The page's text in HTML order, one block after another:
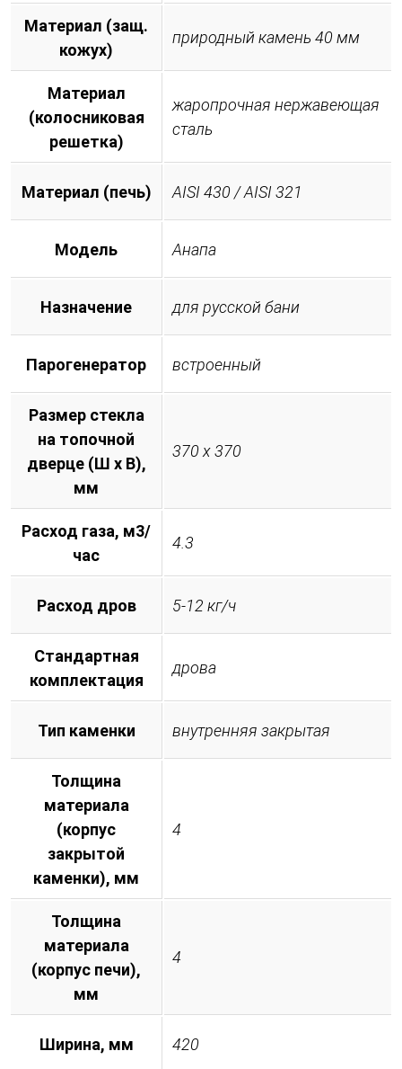
Материал (защ.
кожух)
природный камень 40 мм
Материал
(колосниковая
решетка)
жаропрочная нержавеющая
сталь
Материал (печь) AISI 430 / AISI 321
Модель Анапа
Назначение для русской бани
Парогенератор встроенный
Размер стекла
на топочной
дверце (Ш х В),
мм
370 х 370
Расход газа, м3/
час
4.3
Расход дров 5-12 кг/ч
Стандартная
комплектация
дрова
Тип каменки внутренняя закрытая
Толщина
материала
(корпус
закрытой
каменки), мм
4
Толщина
материала
(корпус печи),
мм
4
Ширина, мм 420